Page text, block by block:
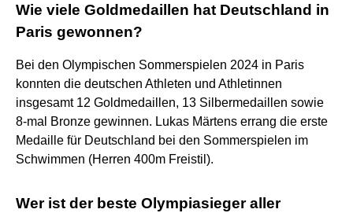
Wie viele Goldmedaillen hat Deutschland in
Paris gewonnen?
Bei den Olympischen Sommerspielen 2024 in Paris
konnten die deutschen Athleten und Athletinnen
insgesamt 12 Goldmedaillen, 13 Silbermedaillen sowie
8-mal Bronze gewinnen. Lukas Märtens errang die erste
Medaille für Deutschland bei den Sommerspielen im
Schwimmen (Herren 400m Freistil).
Wer ist der beste Olympiasieger aller